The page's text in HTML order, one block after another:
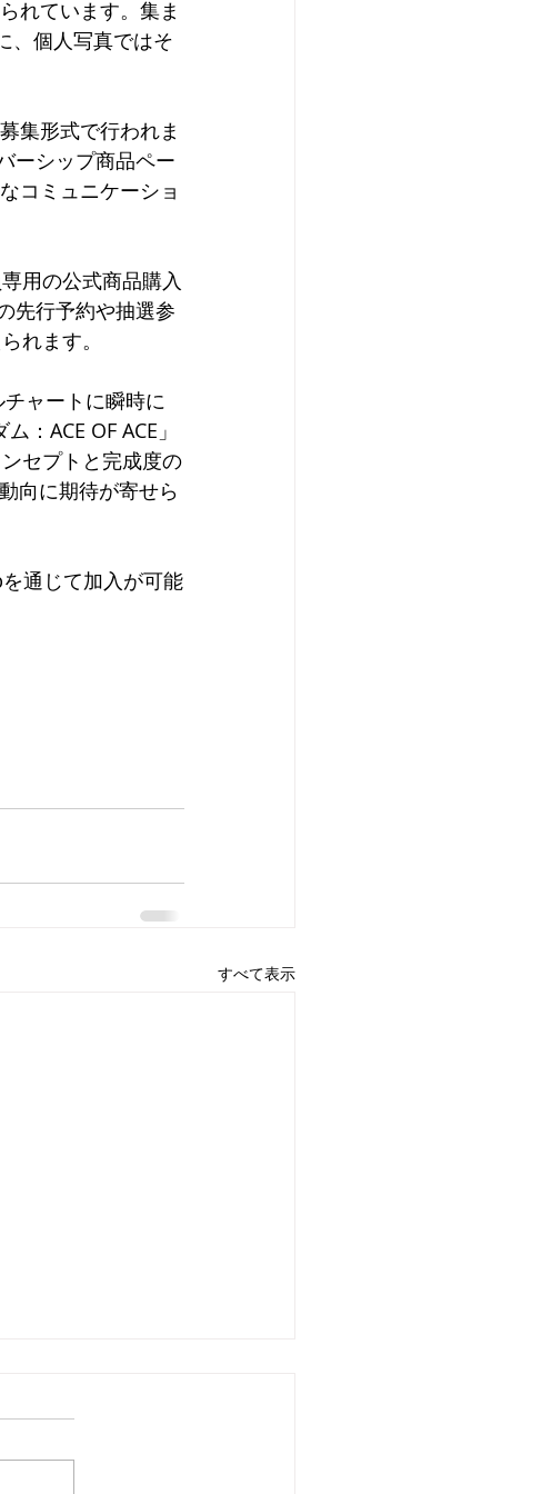
れています。集ま
、個人写真ではそ
集形式で行われま
ーシップ商品ペー
コミュニケーショ
用の公式商品購入
先行予約や抽選参
れます。
ャートに瞬時に
：ACE OF ACE」
セプトと完成度の
向に期待が寄せら
通じて加入が可能
すべて表示